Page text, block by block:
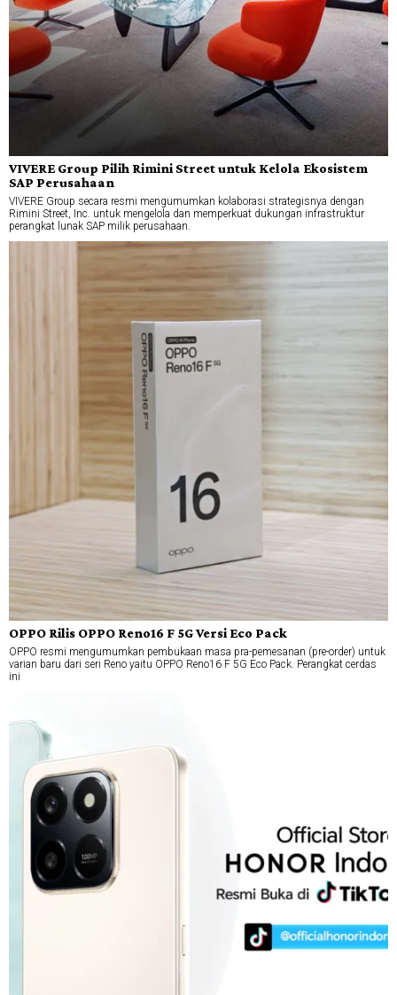
VIVERE Group Pilih Rimini Street untuk Kelola Ekosistem
SAP Perusahaan
VIVERE Group secara resmi mengumumkan kolaborasi strategisnya dengan
Rimini Street, Inc. untuk mengelola dan memperkuat dukungan infrastruktur
perangkat lunak SAP milik perusahaan.
OPPO Rilis OPPO Reno16 F 5G Versi Eco Pack
OPPO resmi mengumumkan pembukaan masa pra-pemesanan (pre-order) untuk
varian baru dari seri Reno yaitu OPPO Reno16 F 5G Eco Pack. Perangkat cerdas
ini